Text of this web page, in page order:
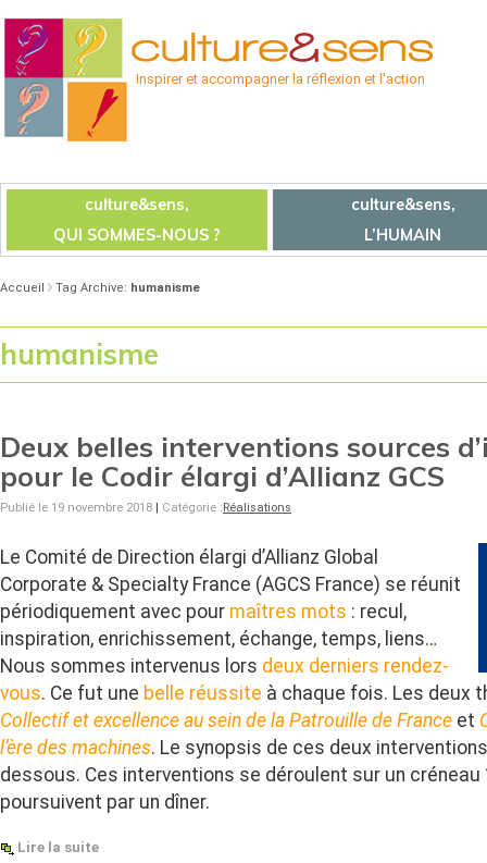
Inspirer et accompagner la réflexion et l'action
culture&sens,
QUI SOMMES-NOUS ?
culture&sens,
L’HUMAIN
Accueil Tag Archive: humanisme
humanisme
Deux belles interventions sources
pour le Codir élargi d’Allianz GCS
Publié le 19 novembre 2018 | Catégorie :Réalisations
Le Comité de Direction élargi d’Allianz Global
Corporate & Specialty France (AGCS France) se réunit
périodiquement avec pour maîtres mots : recul,
inspiration, enrichissement, échange, temps, liens…
Nous sommes intervenus lors deux derniers rendez-
vous. Ce fut une belle réussite à chaque fois. Les deux
Collectif et excellence au sein de la Patrouille de France et
l’ère des machines. Le synopsis de ces deux
dessous. Ces interventions se déroulent sur un créneau
poursuivent par un dîner.
Lire la suite